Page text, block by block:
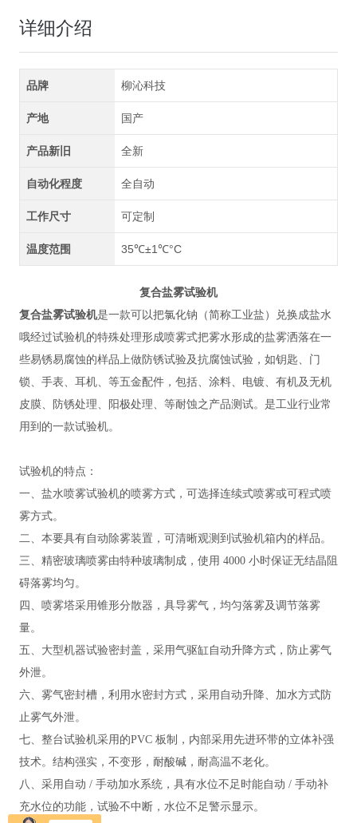
详细介绍
品牌 柳沁科技
产地 国产
产品新旧 全新
自动化程度 全自动
工作尺寸 可定制
温度范围 35℃±1℃°C
复合盐雾试验机
复合盐雾试验机是一款可以把氯化钠（简称工业盐）兑换成盐水
哦经过试验机的特殊处理形成喷雾式把雾水形成的盐雾洒落在一
些易锈易腐蚀的样品上做防锈试验及抗腐蚀试验，如钥匙、门
锁、手表、耳机、等五金配件，包括、涂料、电镀、有机及无机
皮膜、防锈处理、阳极处理、等耐蚀之产品测试。是工业行业常
用到的一款试验机。
试验机的特点：
一、盐水喷雾试验机的喷雾方式，可选择连续式喷雾或可程式喷
雾方式。
二、本要具有自动除雾装置，可清晰观测到试验机箱内的样品。
三、精密玻璃喷雾由特种玻璃制成，使用 4000 小时保证无结晶阻
碍落雾均匀。
四、喷雾塔采用锥形分散器，具导雾气，均匀落雾及调节落雾
量。
五、大型机器试验密封盖，采用气驱缸自动升降方式，防止雾气
外泄。
六、雾气密封槽，利用水密封方式，采用自动升降、加水方式防
止雾气外泄。
七、整台试验机采用的PVC 板制，内部采用先进环带的立体补强
技术。结构强实，不变形，耐酸碱，耐高温不老化。
八、采用自动 / 手动加水系统，具有水位不足时能自动 / 手动补
充水位的功能，试验不中断，水位不足警示显示。